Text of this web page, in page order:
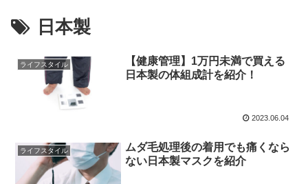
日本製
ライフスタイル
【健康管理】1万円未満で買える
日本製の体組成計を紹介！
2023.06.04
ライフスタイル
ムダ毛処理後の着用でも痛くなら
ない日本製マスクを紹介